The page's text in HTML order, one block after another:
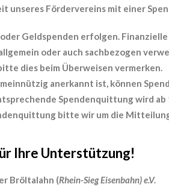
unseres Fördervereins mit einer
oder Geldspenden erfolgen.
oder auch sachbezogen
dies beim Überweisen vermerken.
anerkannt ist, können
Spendenquittung wird ab
bitte wir um die
Ihre Unterstützung!
Bröltalahn (Rhein-Sieg Eisenbahn) e.V.